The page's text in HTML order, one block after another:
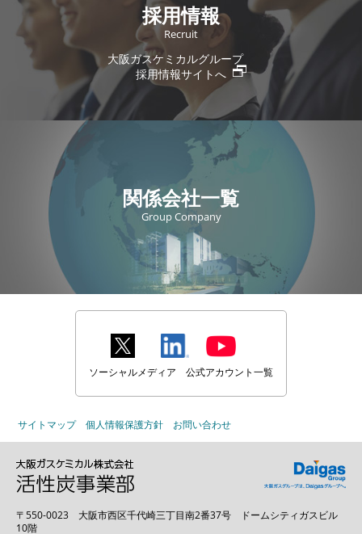
採用情報
Recruit
大阪ガスケミカルグループ
採用情報サイトへ
関係会社一覧
Group Company
ソーシャルメディア 公式アカウント一覧
サイトマップ 個人情報保護方針 お問い合わせ
〒550-0023 大阪市西区千代崎三丁目南2番37号 ドームシティガスビル
10階